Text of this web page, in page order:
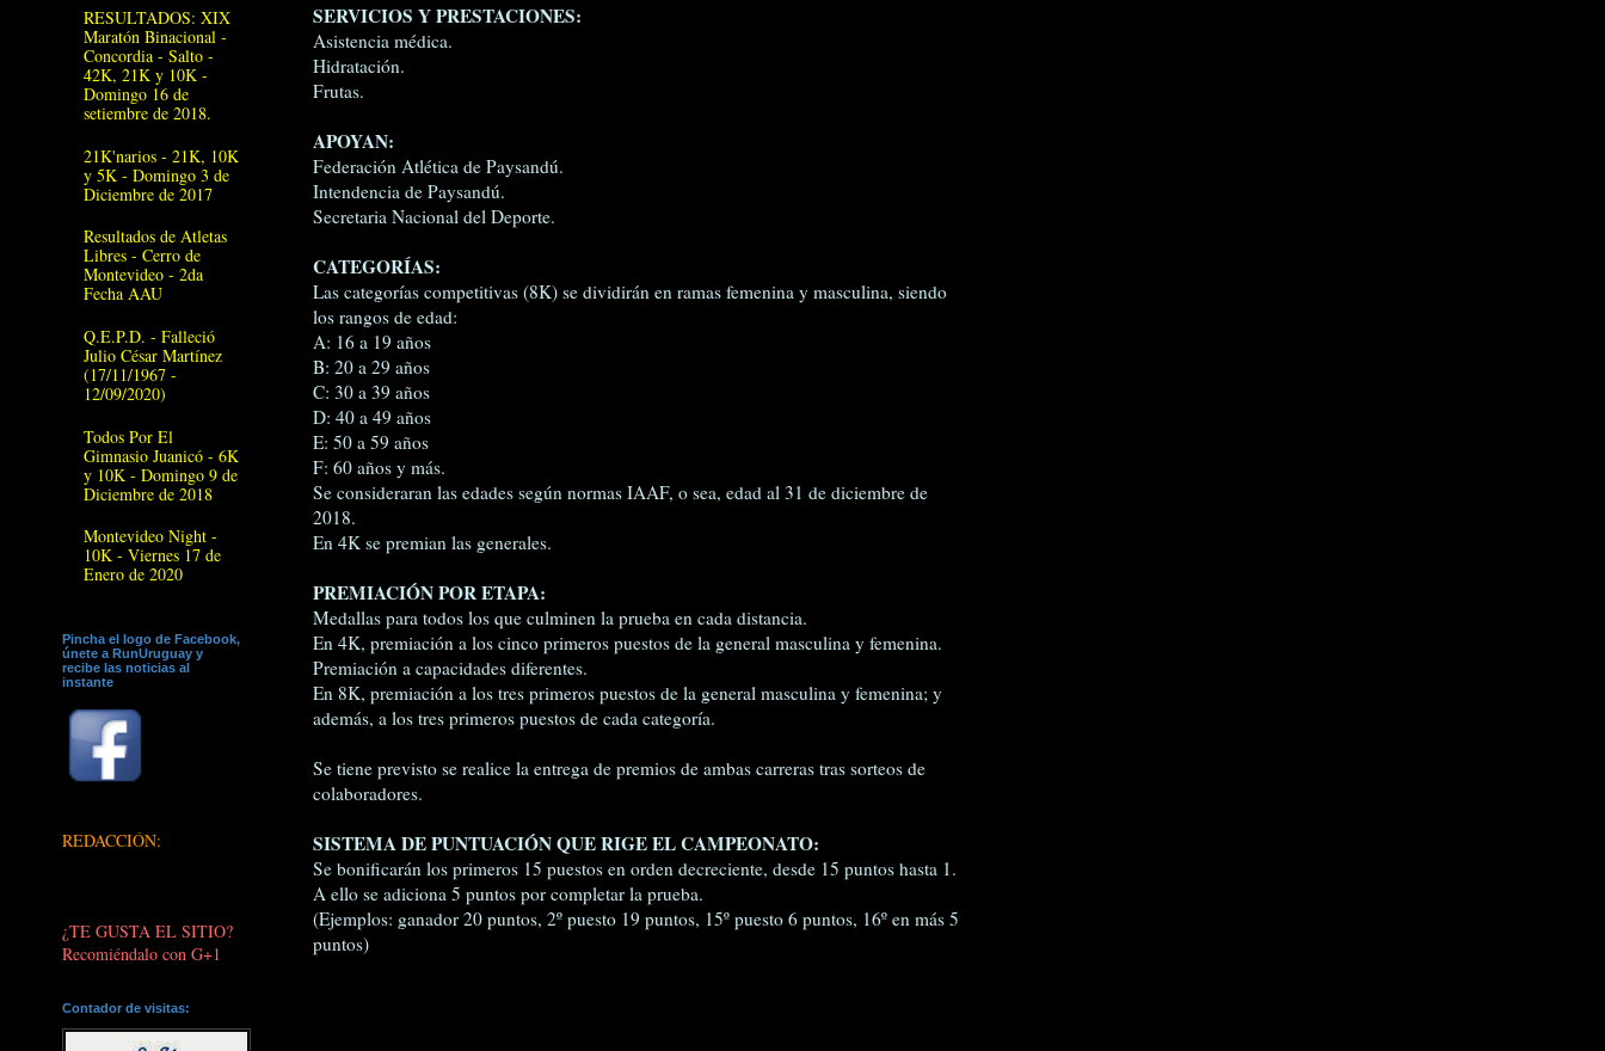
SERVICIOS Y PRESTACIONES:
Asistencia médica.
Hidratación.
Frutas.
APOYAN:
Federación Atlética de Paysandú.
Intendencia de Paysandú.
Secretaria Nacional del Deporte.
CATEGORÍAS:
Las categorías competitivas (8K) se dividirán en ramas femenina y masculina, siendo
los rangos de edad:
A: 16 a 19 años
B: 20 a 29 años
C: 30 a 39 años
D: 40 a 49 años
E: 50 a 59 años
F: 60 años y más.
Se consideraran las edades según normas IAAF, o sea, edad al 31 de diciembre de
2018.
En 4K se premian las generales.
PREMIACIÓN POR ETAPA:
Medallas para todos los que culminen la prueba en cada distancia.
En 4K, premiación a los cinco primeros puestos de la general masculina y femenina.
Premiación a capacidades diferentes.
En 8K, premiación a los tres primeros puestos de la general masculina y femenina; y
además, a los tres primeros puestos de cada categoría.
Se tiene previsto se realice la entrega de premios de ambas carreras tras sorteos de
colaboradores.
SISTEMA DE PUNTUACIÓN QUE RIGE EL CAMPEONATO:
Se bonificarán los primeros 15 puestos en orden decreciente, desde 15 puntos hasta 1.
A ello se adiciona 5 puntos por completar la prueba.
(Ejemplos: ganador 20 puntos, 2º puesto 19 puntos, 15º puesto 6 puntos, 16º en más 5
puntos)
RESULTADOS: XIX
Maratón Binacional -
Concordia - Salto -
42K, 21K y 10K -
Domingo 16 de
setiembre de 2018.
21K'narios - 21K, 10K
y 5K - Domingo 3 de
Diciembre de 2017
Resultados de Atletas
Libres - Cerro de
Montevideo - 2da
Fecha AAU
Q.E.P.D. - Falleció
Julio César Martínez
(17/11/1967 -
12/09/2020)
Todos Por El
Gimnasio Juanicó - 6K
y 10K - Domingo 9 de
Diciembre de 2018
Montevideo Night -
10K - Viernes 17 de
Enero de 2020
Pincha el logo de Facebook,
únete a RunUruguay y
recibe las noticias al
instante
REDACCIÓN:
¿TE GUSTA EL SITIO?
Recomiéndalo con G+1
Contador de visitas: